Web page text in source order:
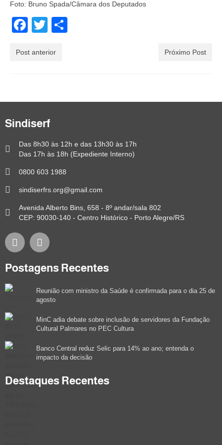
Foto: Bruno Spada/Câmara dos Deputados
Facebook
Twitter
Post anterior Próximo Post
Sindiserf
Das 8h30 às 12h e das 13h30 às 17h
Das 17h às 18h (Expediente Interno)
0800 603 1988
sindiserfrs.org@gmail.com
Avenida Alberto Bins, 658 - 8º andar/sala 802
CEP: 90030-140 - Centro Histórico - Porto Alegre/RS
Postagens Recentes
Reunião com ministro da Saúde é confirmada para o dia 25 de
agosto
MinC adia debate sobre inclusão de servidores da Fundação
Cultural Palmares no PEC Cultura
Banco Central reduz Selic para 14% ao ano; entenda o
impacto da decisão
Destaques Recentes